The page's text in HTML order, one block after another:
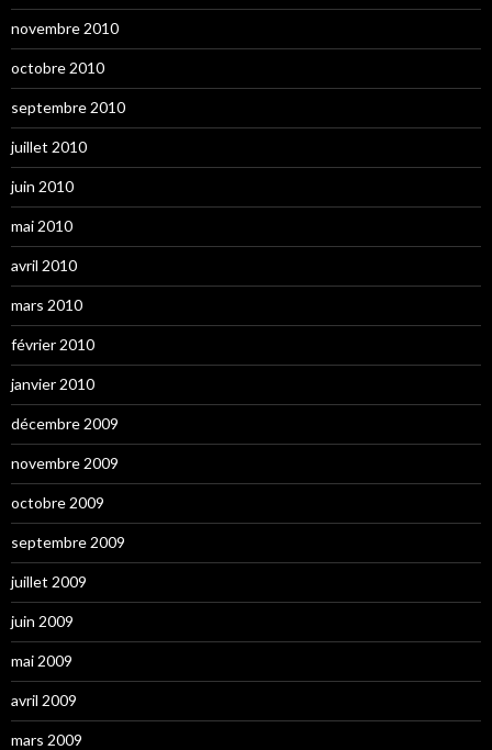
novembre 2010
octobre 2010
septembre 2010
juillet 2010
juin 2010
mai 2010
avril 2010
mars 2010
février 2010
janvier 2010
décembre 2009
novembre 2009
octobre 2009
septembre 2009
juillet 2009
juin 2009
mai 2009
avril 2009
mars 2009